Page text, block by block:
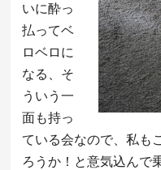
いに酔っ
払ってベ
ロベロに
なる、そ
ういう一
面も持っ
ている会なので、私も
ろうか！と意気込んで